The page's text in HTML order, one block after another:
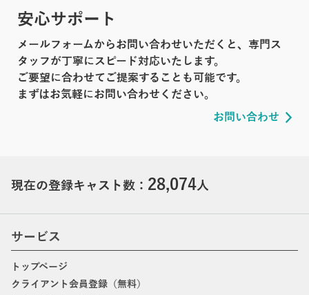
安心サポート
メールフォームからお問い合わせいただくと、専門ス
タッフが丁寧にスピード対応いたします。
ご要望に合わせてご提案することも可能です。
まずはお気軽にお問い合わせください。
お問い合わせ
現在の登録キャスト数： 28,074人
サービス
トップページ
クライアント会員登録（無料）